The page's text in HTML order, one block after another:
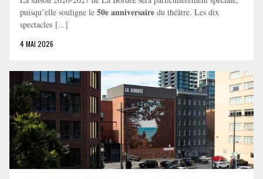
puisqu’elle souligne le 50e anniversaire du théâtre. Les dix
spectacles [...]
4 MAI 2026